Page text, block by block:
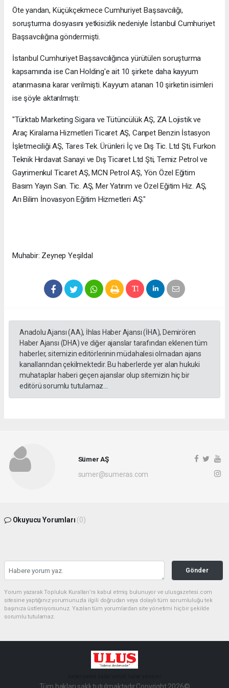
Öte yandan, Küçükçekmece Cumhuriyet Başsavcılığı,
soruşturma dosyasını yetkisizlik nedeniyle İstanbul Cumhuriyet
Başsavcılığına göndermişti.
İstanbul Cumhuriyet Başsavcılığınca yürütülen soruşturma
kapsamında ise Can Holding'e ait 10 şirkete daha kayyum
atanmasına karar verilmişti. Kayyum atanan 10 şirketin isimleri
ise şöyle aktarılmıştı:
"Türktab Marketing Sigara ve Tütüncülük AŞ, ZA Lojistik ve
Araç Kiralama Hizmetleri Ticaret AŞ, Canpet Benzin İstasyon
İşletmeciliği AŞ, Tares Tek. Ürünleri İç ve Dış Tic. Ltd Şti, Furkon
Teknik Hırdavat Sanayi ve Dış Ticaret Ltd Şti, Temiz Petrol ve
Gayrimenkul Ticaret AŞ, MCN Petrol AŞ, Yön Özel Eğitim
Basım Yayın San. Tic. AŞ, Mer Yatırım ve Özel Eğitim Hiz. AŞ,
Arı Bilim İnovasyon Eğitim Hizmetleri AŞ."
Muhabir: Zeynep Yeşildal
Anadolu Ajansı (AA), İhlas Haber Ajansı (İHA), Demirören
Haber Ajansı (DHA) ve diğer ajanslar tarafından eklenen tüm
haberler, sitemizin editörlerinin müdahalesi olmadan ajans
kanallarından çekilmektedir. Bu haberlerde yer alan hukuki
muhataplar haberi geçen ajanslar olup sitemizin hiç bir
editörü sorumlu tutulamaz...
Sümer AŞ
sumer@sumeras.com
Okuyucu Yorumları (0)
Gönder
Yorum yazarak Topluluk Kuralları’nı kabul etmiş bulunuyor ve ulusgazetesi.com
sitesine yaptığınız yorumunuzla ilgili doğrudan veya dolaylı tüm sorumluluğu tek
başınıza üstleniyorsunuz. Yazılan tüm yorumlardan site yönetimi hiçbir şekilde
sorumlu tutulamaz.